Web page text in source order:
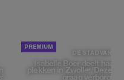
DE STAD VAN
Isabelle Boer deelt haar
plekken in Zwolle: 'Deze
graag verborgen'